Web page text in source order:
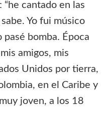
“he cantado en las
Yo fui músico
bomba. Época
amigos, mis
Unidos por tierra,
en el Caribe y
joven, a los 18